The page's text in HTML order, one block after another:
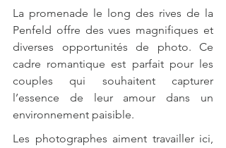
La promenade le long des rives de la
Penfeld offre des vues magnifiques et
diverses opportunités de photo. Ce
cadre romantique est parfait pour les
couples qui souhaitent capturer
l’essence de leur amour dans un
environnement paisible.
Les photographes aiment travailler ici,